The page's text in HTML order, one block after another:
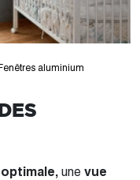
aluminium
une vue